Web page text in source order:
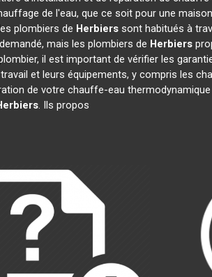
de l'eau, que ce soit pour une
plombiers de Herbierssont habitués à
mais les plombiers de Herbiers
il est important de vérifier les
et leurs équipements, y compris les
de votre chauffe-eau thermodynamique
. Ils propos